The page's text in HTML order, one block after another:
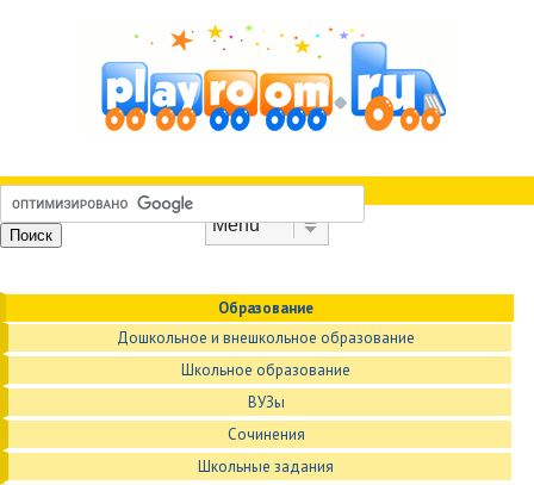
Образование
Дошкольное и внешкольное образование
Школьное образование
ВУЗы
Сочинения
Школьные задания